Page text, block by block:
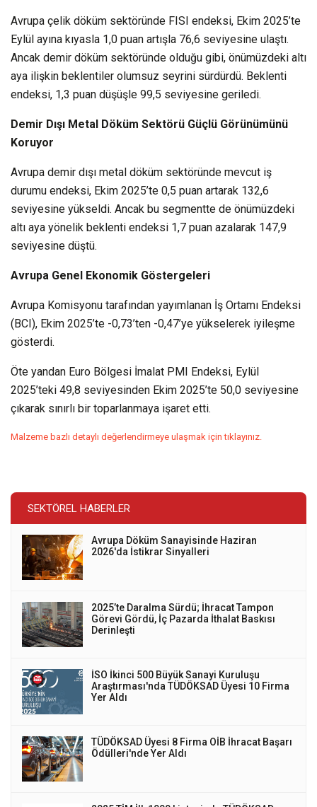
Avrupa çelik döküm sektöründe FISI endeksi, Ekim 2025’te
Eylül ayına kıyasla 1,0 puan artışla 76,6 seviyesine ulaştı.
Ancak demir döküm sektöründe olduğu gibi, önümüzdeki altı
aya ilişkin beklentiler olumsuz seyrini sürdürdü. Beklenti
endeksi, 1,3 puan düşüşle 99,5 seviyesine geriledi.
Demir Dışı Metal Döküm Sektörü Güçlü Görünümünü
Koruyor
Avrupa demir dışı metal döküm sektöründe mevcut iş
durumu endeksi, Ekim 2025’te 0,5 puan artarak 132,6
seviyesine yükseldi. Ancak bu segmentte de önümüzdeki
altı aya yönelik beklenti endeksi 1,7 puan azalarak 147,9
seviyesine düştü.
Avrupa Genel Ekonomik Göstergeleri
Avrupa Komisyonu tarafından yayımlanan İş Ortamı Endeksi
(BCI), Ekim 2025’te -0,73’ten -0,47’ye yükselerek iyileşme
gösterdi.
Öte yandan Euro Bölgesi İmalat PMI Endeksi, Eylül
2025’teki 49,8 seviyesinden Ekim 2025’te 50,0 seviyesine
çıkarak sınırlı bir toparlanmaya işaret etti.
Malzeme bazlı detaylı değerlendirmeye ulaşmak için tıklayınız.
SEKTÖREL HABERLER
Avrupa Döküm Sanayisinde Haziran
2026'da İstikrar Sinyalleri
2025’te Daralma Sürdü; İhracat Tampon
Görevi Gördü, İç Pazarda İthalat Baskısı
Derinleşti
İSO İkinci 500 Büyük Sanayi Kuruluşu
Araştırması'nda TÜDÖKSAD Üyesi 10 Firma
Yer Aldı
TÜDÖKSAD Üyesi 8 Firma OİB İhracat Başarı
Ödülleri'nde Yer Aldı